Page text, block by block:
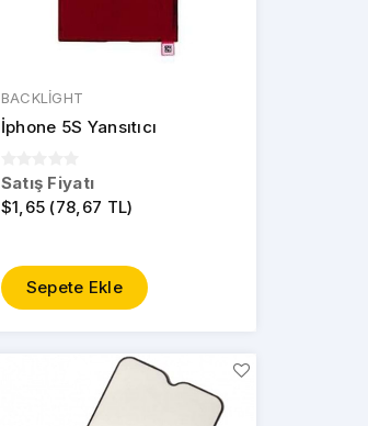
BACKLİGHT
İphone 5S Yansıtıcı
Satış Fiyatı
$1,65 (78,67 TL)
Sepete Ekle